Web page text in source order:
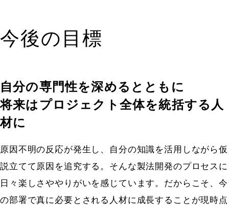
今後の目標
自分の専門性を深めるとともに
将来はプロジェクト全体を統括する人
材に
原因不明の反応が発生し、自分の知識を活用しながら仮
説立てて原因を追究する。そんな製法開発のプロセスに
日々楽しさややりがいを感じています。だからこそ、今
の部署で真に必要とされる人材に成長することが現時点